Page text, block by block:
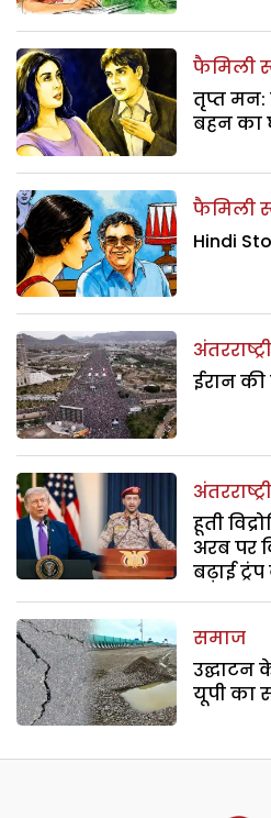
फैमिली
तृप्त
बहन का
फैमिली
Hindi
ईरान
हूती
अरब पर
बढ़ाई
समाज
उद्घाटन
यूपी का